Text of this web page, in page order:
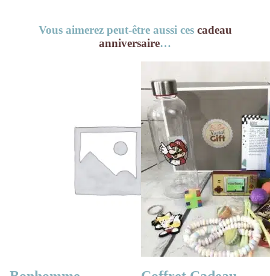
Vous aimerez peut-être aussi ces cadeau
anniversaire…